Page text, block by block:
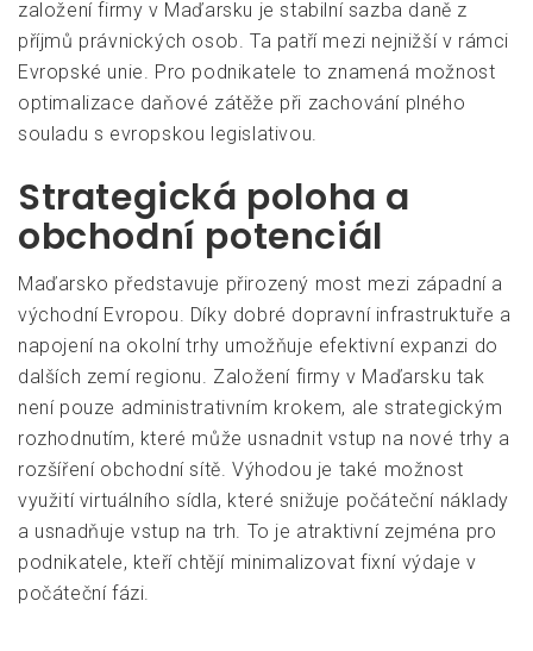
založení firmy v Maďarsku je stabilní sazba daně z
příjmů právnických osob. Ta patří mezi nejnižší v rámci
Evropské unie. Pro podnikatele to znamená možnost
optimalizace daňové zátěže při zachování plného
souladu s evropskou legislativou.
Strategická poloha a
obchodní potenciál
Maďarsko představuje přirozený most mezi západní a
východní Evropou. Díky dobré dopravní infrastruktuře a
napojení na okolní trhy umožňuje efektivní expanzi do
dalších zemí regionu. Založení firmy v Maďarsku tak
není pouze administrativním krokem, ale strategickým
rozhodnutím, které může usnadnit vstup na nové trhy a
rozšíření obchodní sítě. Výhodou je také možnost
využití virtuálního sídla, které snižuje počáteční náklady
a usnadňuje vstup na trh. To je atraktivní zejména pro
podnikatele, kteří chtějí minimalizovat fixní výdaje v
počáteční fázi.